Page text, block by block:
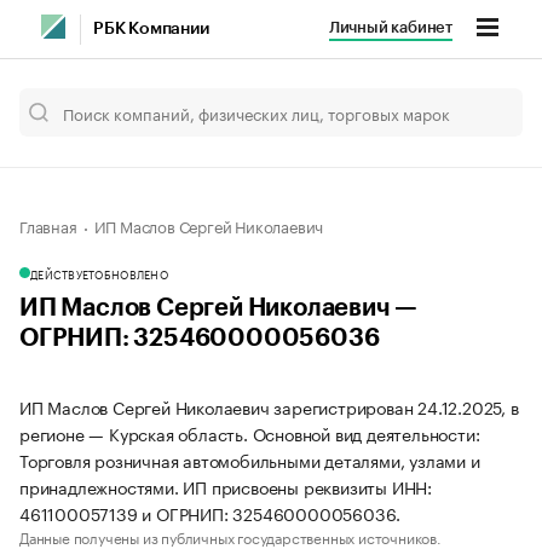
РБК Компании Личный кабинет
Главная ИП Маслов Сергей Николаевич
ДЕЙСТВУЕТОБНОВЛЕНО
ИП Маслов Сергей Николаевич —
ОГРНИП: 325460000056036
ИП Маслов Сергей Николаевич зарегистрирован 24.12.2025, в
регионе — Курская область. Основной вид деятельности:
Торговля розничная автомобильными деталями, узлами и
принадлежностями. ИП присвоены реквизиты ИНН:
461100057139 и ОГРНИП: 325460000056036.
Данные получены из публичных государственных источников.